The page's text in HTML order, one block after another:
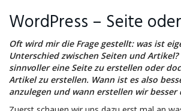
WordPress – Seite
Oft wird mir die Frage gestellt: was ist
Unterschied zwischen Seiten und
sinnvoller eine Seite zu erstellen oder
Artikel zu erstellen. Wann ist es also
anzulegen und wann erstellen wir besser